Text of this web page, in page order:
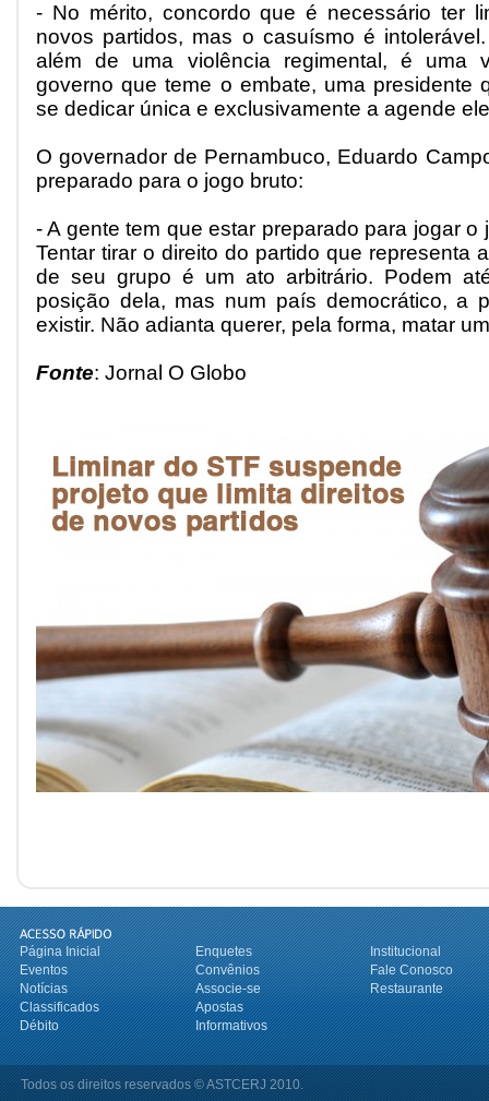
- No mérito, concordo que é necessário ter
novos partidos, mas o casuísmo é
além de uma violência regimental, é uma
governo que teme o embate, uma presidente
se dedicar única e exclusivamente a agende
O governador de Pernambuco, Eduardo
preparado para o jogo bruto:
- A gente tem que estar preparado para jogar o
Tentar tirar o direito do partido que representa
de seu grupo é um ato arbitrário. Podem
posição dela, mas num país democrático, a
existir. Não adianta querer, pela forma, matar
Fonte: Jornal O Globo
Página Inicial Enquetes
Institucional
Eventos
Convênios
Fale Conosco
Notícias
Associe-se
Restaurante
Classificados
Apostas
Débito
Informativos
Todos os direitos reservados © ASTCERJ 2010.